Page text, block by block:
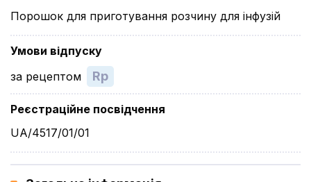
Порошок для приготування розчину для інфузій
Умови відпуску
за рецептом
Rp
Реєстраційне посвідчення
UA/4517/01/01